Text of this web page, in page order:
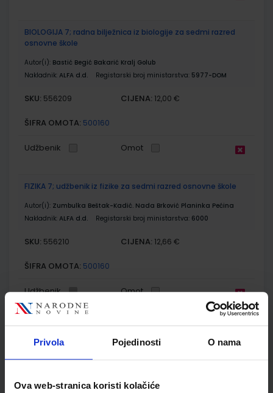
Privola Pojedinosti O nama
Ova web-stranica koristi kolačiće
BIOLOGIJA 7; radna bilježnica iz biologije za sedmi razred
osnovne škole
Autor(i): Bastić Begić Bakarić Kralj Golub
Nakladnik: ALFA d.d. Registarski broj ministarstva: 5977-DOM
SKU: 556209 CIJENA: 12,00 €
ŠIFRA OMOTA: 500160
Udžbenik Omot
FIZIKA 7; udžbenik iz fizike za sedmi razred osnovne škole
Autor(i): Zumbulka Beštak-Kadić. Nada Brković Planinka Pećina
Nakladnik: ALFA d.d. Registarski broj ministarstva: 6000
SKU: 556210 CIJENA: 12,66 €
ŠIFRA OMOTA: 500160
Udžbenik Omot
FIZIKA 7; radna bilježnica iz fizike za sedmi razred osnovne
škole
Autor(i):Beštak-Kadić Brković Pećina Spetić Šumić